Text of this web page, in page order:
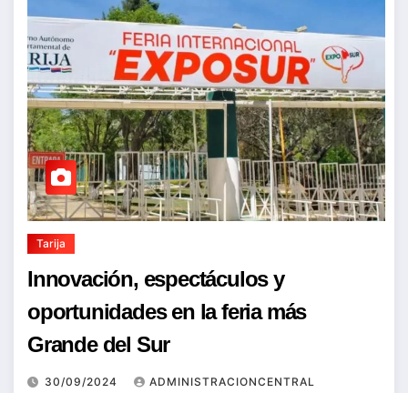
Tarija
Innovación, espectáculos y
oportunidades en la feria más
Grande del Sur
30/09/2024 ADMINISTRACIONCENTRAL